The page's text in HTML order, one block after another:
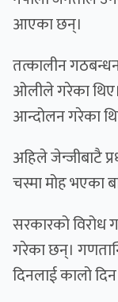
आएका छन्।
तत्कालीन
ओलीले गरेका
आन्दोलन गरेका
अहिले जेन्जीबाटै
चस्मा मोह भएका
सरकारको विरोध
गरेका छन्।
दिनलाई कालो